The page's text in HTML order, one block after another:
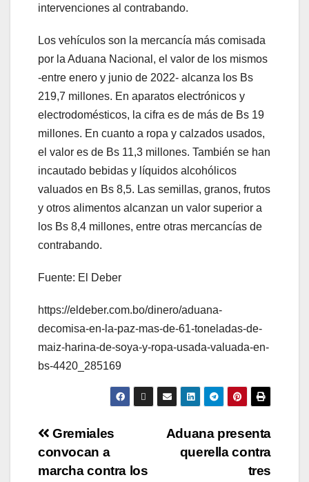
intervenciones al contrabando.
Los vehículos son la mercancía más comisada
por la Aduana Nacional, el valor de los mismos
-entre enero y junio de 2022- alcanza los Bs
219,7 millones. En aparatos electrónicos y
electrodomésticos, la cifra es de más de Bs 19
millones. En cuanto a ropa y calzados usados,
el valor es de Bs 11,3 millones. También se han
incautado bebidas y líquidos alcohólicos
valuados en Bs 8,5. Las semillas, granos, frutos
y otros alimentos alcanzan un valor superior a
los Bs 8,4 millones, entre otras mercancías de
contrabando.
Fuente: El Deber
https://eldeber.com.bo/dinero/aduana-
decomisa-en-la-paz-mas-de-61-toneladas-de-
maiz-harina-de-soya-y-ropa-usada-valuada-en-
bs-4420_285169
Aduana presenta
querella contra
tres
Gremiales
convocan a
marcha contra los